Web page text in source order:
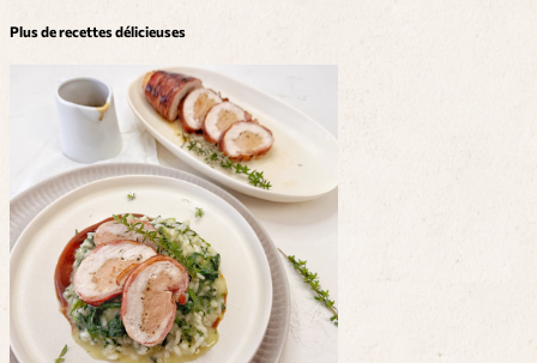
Plus de recettes délicieuses